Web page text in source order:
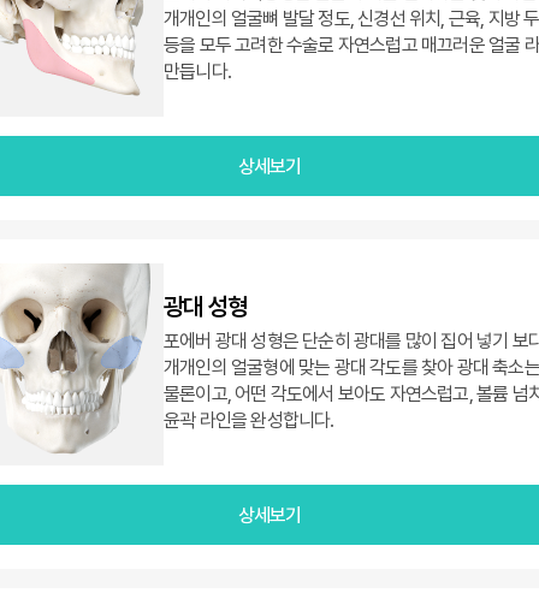
개개인의 얼굴뼈 발달 정도, 신경선 위치, 근육, 지방
등을 모두 고려한 수술로 자연스럽고 매끄러운 얼굴
만듭니다.
상세보기
광대 성형
포에버 광대 성형은 단순히 광대를 많이 집어 넣기 보
개개인의 얼굴형에 맞는 광대 각도를 찾아 광대 축소는
물론이고, 어떤 각도에서 보아도 자연스럽고, 볼륨 넘
윤곽 라인을 완성합니다.
상세보기